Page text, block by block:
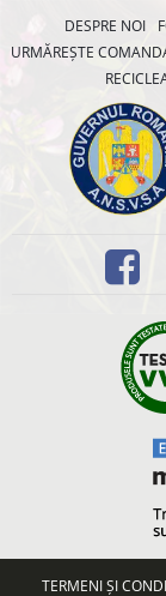
DESPRE NOI
URMĂREȘTE
TERMENI ȘI